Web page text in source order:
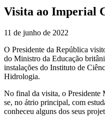
Visita ao Imperial
11 de junho de 2022
O Presidente da República
do Ministro da Educação
instalações do Instituto de
Hidrologia.
No final da visita, o Presidente
se, no átrio principal, com
conheceu alguns dos seus